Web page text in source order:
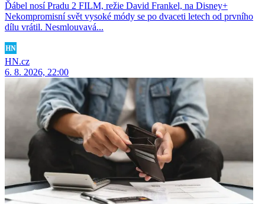
Ďábel nosí Pradu 2 FILM, režie David Frankel, na Disney+
Nekompromisní svět vysoké módy se po dvaceti letech od prvního
dílu vrátil. Nesmlouvavá...
HN.cz
6. 8. 2026, 22:00